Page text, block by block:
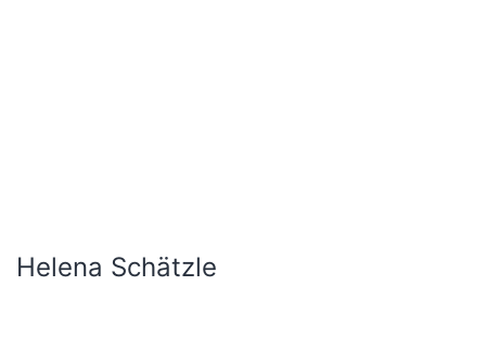
Julian Faulhaber